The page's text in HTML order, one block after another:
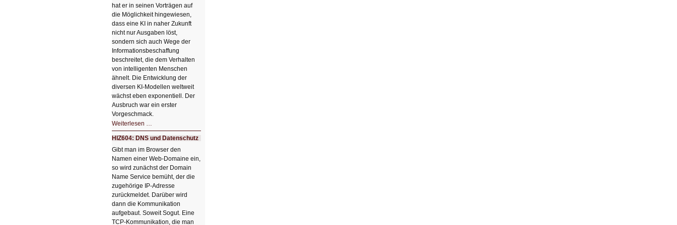
hat er in seinen Vorträgen auf
die Möglichkeit hingewiesen,
dass eine KI in naher Zukunft
nicht nur Ausgaben löst,
sondern sich auch Wege der
Informationsbeschaffung
beschreitet, die dem Verhalten
von intelligenten Menschen
ähnelt. Die Entwicklung der
diversen KI-Modellen weltweit
wächst eben exponentiell. Der
Ausbruch war ein erster
Vorgeschmack.
Weiterlesen …
Der
Ausbruch
der
KI
HIZ604: DNS und Datenschutz
Gibt man im Browser den
Namen einer Web-Domaine ein,
so wird zunächst der Domain
Name Service bemüht, der die
zugehörige IP-Adresse
zurückmeldet. Darüber wird
dann die Kommunikation
aufgebaut. Soweit Sogut. Eine
TCP-Kommunikation, die man